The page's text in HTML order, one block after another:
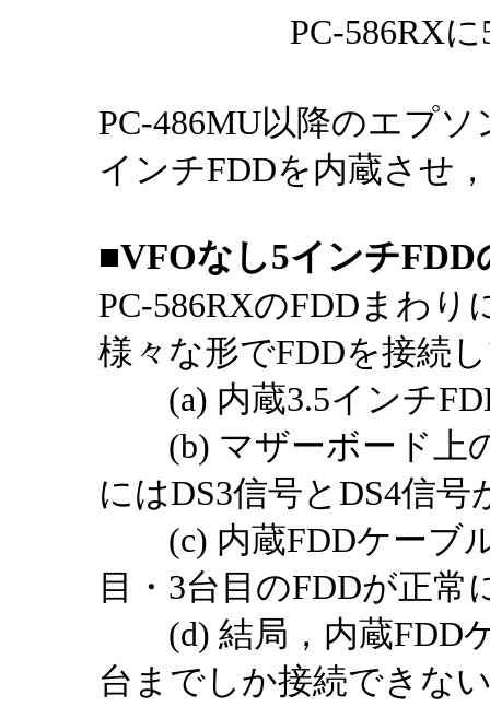
PC-586RX
PC-486MU以降のエプ
インチFDDを内蔵させ
■VFOなし5インチFDD
PC-586RXのFDDまわ
様々な形でFDDを接続
(a) 内蔵3.5インチ
(b) マザーボード上
にはDS3信号とDS4信
(c) 内蔵FDDケーブル
目・3台目のFDDが正常
(d) 結局，内蔵FDDケ
台までしか接続できな